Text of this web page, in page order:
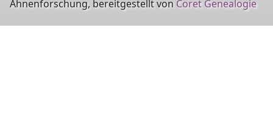
Ahnenforschung, bereitgestellt von Coret Genealogie